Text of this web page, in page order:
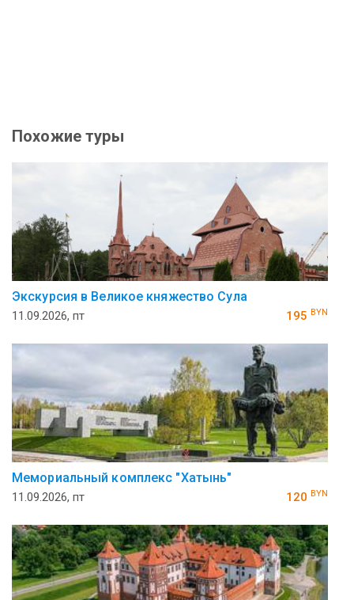
Похожие туры
Экскурсия в Великое княжество Сула
11.09.2026, пт 195 BYN
Ме­мо­ри­аль­ный ком­плекс "Ха­тынь"
11.09.2026, пт 120 BYN